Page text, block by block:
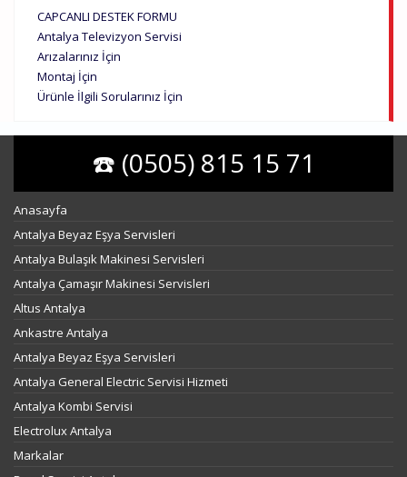
CAPCANLI DESTEK FORMU
Antalya Televizyon Servisi
Arızalarınız İçin
Montaj İçin
Ürünle İlgili Sorularınız İçin
☎️ (0505) 815 15 71
Anasayfa
Antalya Beyaz Eşya Servisleri
Antalya Bulaşık Makinesi Servisleri
Antalya Çamaşır Makinesi Servisleri
Altus Antalya
Ankastre Antalya
Antalya Beyaz Eşya Servisleri
Antalya General Electric Servisi Hizmeti
Antalya Kombi Servisi
Electrolux Antalya
Markalar